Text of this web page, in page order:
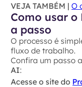
VEJA TAMBÉM | O
Como usar
a passo
O processo é
fluxo de trabalho.
Confira um passo
AI:
Acesse o site do